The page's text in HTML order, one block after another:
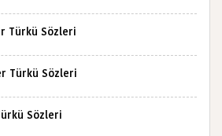
Türkü Sözleri
Türkü Sözleri
Sözleri